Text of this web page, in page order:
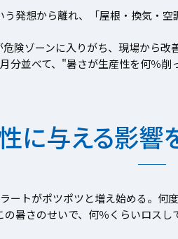
発想から離れ、「屋根・換気・
険ゾーンに入りがち、現場から
分並べて、"暑さが生産性を何％
に与える影響
ートがポツポツと増え始める。
暑さのせいで、何％くらいロス